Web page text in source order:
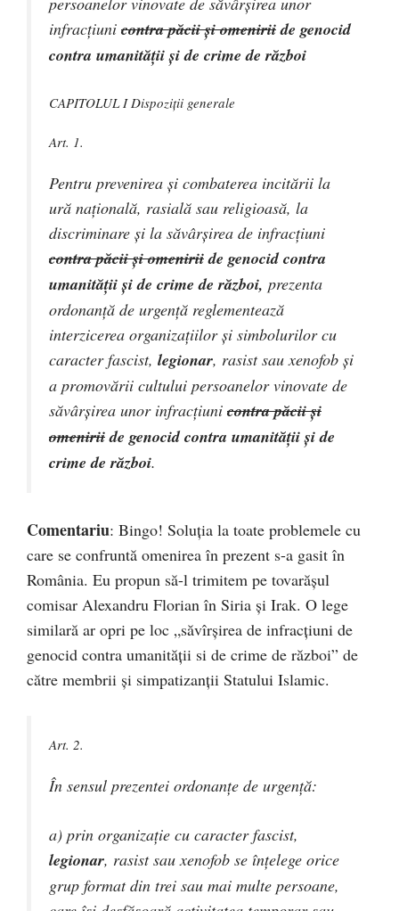
infracţiuni contra păcii şi omeniriide genocid
contra umanităţii şi de crime de război
CAPITOLUL I Dispoziţii generale
Art. 1.
Pentru prevenirea şi combaterea incitării la
ură naţională, rasială sau religioasă, la
discriminare şi la săvârşirea de infracţiuni
contra păcii şi omenirii de genocid contra
umanităţii şi de crime de război, prezenta
ordonanţă de urgenţă reglementează
interzicerea organizaţiilor şi simbolurilor cu
caracter fascist, legionar, rasist sau xenofob şi
a promovării cultului persoanelor vinovate de
săvârşirea unor infracţiuni contra păcii şi
omenirii de genocid contra umanităţii şi de
crime de război.
Comentariu: Bingo! Soluția la toate problemele cu
care se confruntă omenirea în prezent s-a gasit în
România. Eu propun să-l trimitem pe tovarășul
comisar Alexandru Florian în Siria și Irak. O lege
similară ar opri pe loc „săvîrșirea de infracțiuni de
genocid contra umanității si de crime de război” de
către membrii și simpatizanții Statului Islamic.
Art. 2.
În sensul prezentei ordonanţe de urgenţă:
a) prin organizaţie cu caracter fascist,
legionar, rasist sau xenofob se înţelege orice
grup format din trei sau mai multe persoane,